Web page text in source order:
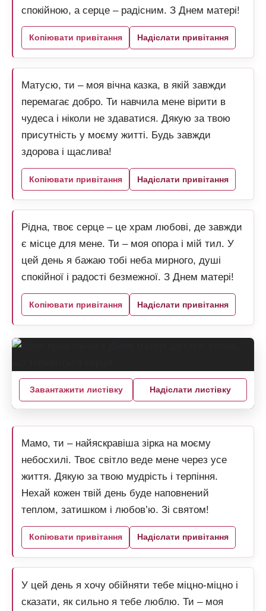
спокійною, а серце – радісним. З Днем матері!
Копіювати привітання Надіслати привітання
Матусю, ти – моя вічна казка, в якій завжди
перемагає добро. Ти навчила мене вірити в
чудеса і ніколи не здаватися. Дякую за твою
присутність у моєму житті. Будь завжди
здорова і щаслива!
Копіювати привітання Надіслати привітання
Рідна, твоє серце – це храм любові, де завжди
є місце для мене. Ти – моя опора і мій тил. У
цей день я бажаю тобі неба мирного, душі
спокійної і радості безмежної. З Днем матері!
Копіювати привітання Надіслати привітання
Завантажити листівку Надіслати листівку
Мамо, ти – найяскравіша зірка на моєму
небосхилі. Твоє світло веде мене через усе
життя. Дякую за твою мудрість і терпіння.
Нехай кожен твій день буде наповнений
теплом, затишком і любов’ю. Зі святом!
Копіювати привітання Надіслати привітання
У цей день я хочу обійняти тебе міцно-міцно і
сказати, як сильно я тебе люблю. Ти – моя